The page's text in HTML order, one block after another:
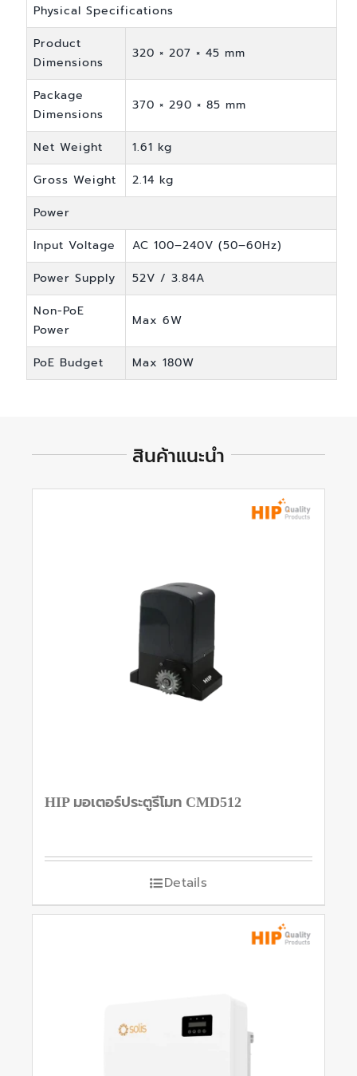
Physical Specifications
Product
Dimensions
320 × 207 × 45 mm
Package
Dimensions
370 × 290 × 85 mm
Net Weight
1.61 kg
Gross Weight
2.14 kg
Power
Input Voltage
AC 100–240V (50–60Hz)
Power Supply
52V / 3.84A
Non-PoE
Power
Max 6W
PoE Budget Max 180W
สินค้าแนะนำ
HIP มอเตอร์ประตูรีโมท CMD512
Details